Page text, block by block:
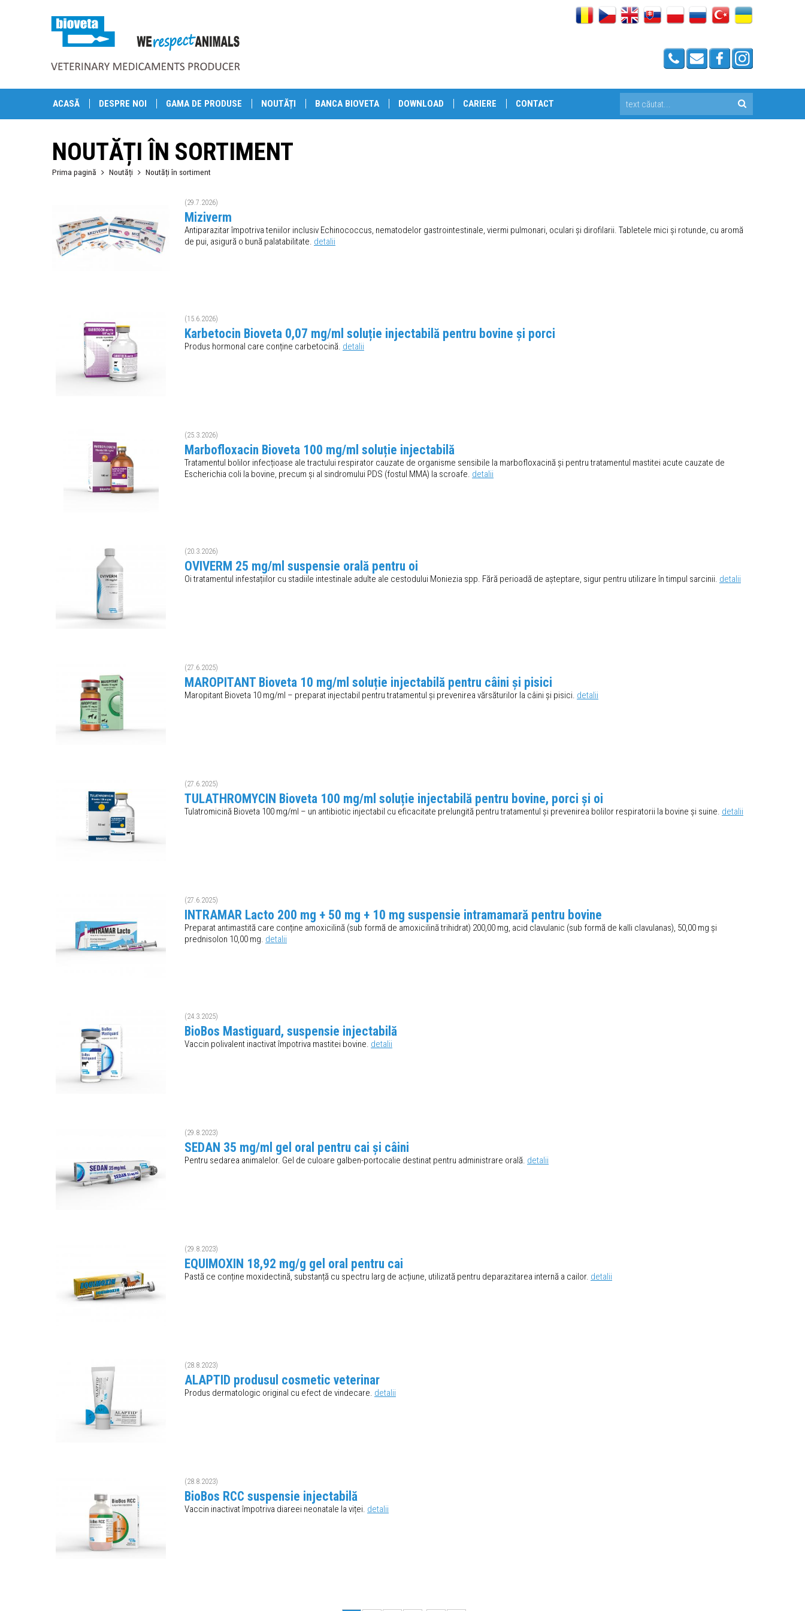
ACASĂ DESPRE NOI GAMA DE PRODUSE NOUTĂȚI BANCA BIOVETA DOWNLOAD CARIERE CONTACT
NOUTĂȚI ÎN SORTIMENT
Prima pagină Noutăți Noutăți în sortiment
(29.7.2026)
Miziverm
Antiparazitar împotriva teniilor inclusiv Echinococcus, nematodelor gastrointestinale, viermi pulmonari, oculari și dirofilarii. Tabletele mici și rotunde, cu aromă
de pui, asigură o bună palatabilitate. detalii
(15.6.2026)
Karbetocin Bioveta 0,07 mg/ml soluție injectabilă pentru bovine și porci
Produs hormonal care conține carbetocină. detalii
(25.3.2026)
Marbofloxacin Bioveta 100 mg/ml soluție injectabilă
Tratamentul bolilor infecțioase ale tractului respirator cauzate de organisme sensibile la marbofloxacină și pentru tratamentul mastitei acute cauzate de
Escherichia coli la bovine, precum și al sindromului PDS (fostul MMA) la scroafe. detalii
(20.3.2026)
OVIVERM 25 mg/ml suspensie orală pentru oi
Oi tratamentul infestațiilor cu stadiile intestinale adulte ale cestodului Moniezia spp. Fără perioadă de așteptare, sigur pentru utilizare în timpul sarcinii. detalii
(27.6.2025)
MAROPITANT Bioveta 10 mg/ml soluție injectabilă pentru câini și pisici
Maropitant Bioveta 10 mg/ml – preparat injectabil pentru tratamentul și prevenirea vărsăturilor la câini și pisici. detalii
(27.6.2025)
TULATHROMYCIN Bioveta 100 mg/ml soluție injectabilă pentru bovine, porci și oi
Tulatromicină Bioveta 100 mg/ml – un antibiotic injectabil cu eficacitate prelungită pentru tratamentul și prevenirea bolilor respiratorii la bovine și suine. detalii
(27.6.2025)
INTRAMAR Lacto 200 mg + 50 mg + 10 mg suspensie intramamară pentru bovine
Preparat antimastită care conține amoxicilină (sub formă de amoxicilină trihidrat) 200,00 mg, acid clavulanic (sub formă de kalli clavulanas), 50,00 mg și
prednisolon 10,00 mg. detalii
(24.3.2025)
BioBos Mastiguard, suspensie injectabilă
Vaccin polivalent inactivat împotriva mastitei bovine. detalii
(29.8.2023)
SEDAN 35 mg/ml gel oral pentru cai și câini
Pentru sedarea animalelor. Gel de culoare galben-portocalie destinat pentru administrare orală. detalii
(29.8.2023)
EQUIMOXIN 18,92 mg/g gel oral pentru cai
Pastă ce conține moxidectină, substanță cu spectru larg de acțiune, utilizată pentru deparazitarea internă a cailor. detalii
(28.8.2023)
ALAPTID produsul cosmetic veterinar
Produs dermatologic original cu efect de vindecare. detalii
(28.8.2023)
BioBos RCC suspensie injectabilă
Vaccin inactivat împotriva diareei neonatale la viței. detalii